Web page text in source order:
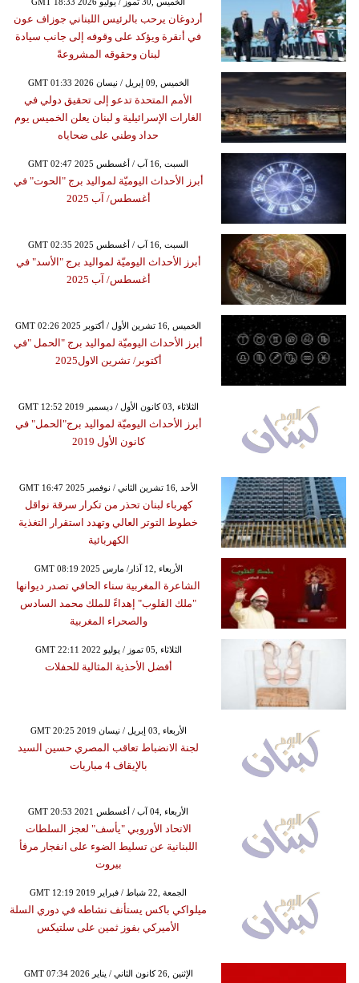
أردوغان يرحب بالرئيس اللبناني جوزاف عون
في أنقرة ويؤكد على وقوفه إلى جانب سيادة
لبنان وحقوقه المشروعةً
GMT 01:33 2026 الخميس ,09 إبريل / نيسان
الأمم المتحدة تدعو إلى تحقيق دولي في
الغارات الإسرائيلية و لبنان يعلن الخميس يوم
حداد وطني على ضحاياه
GMT 02:47 2025 السبت ,16 آب / أغسطس
أبرز الأحداث اليوميّة لمواليد برج "الحوت" في
أغسطس/ آب 2025
GMT 02:35 2025 السبت ,16 آب / أغسطس
أبرز الأحداث اليوميّة لمواليد برج "الأسد" في
أغسطس/ آب 2025
GMT 02:26 2025 الخميس ,16 تشرين الأول / أكتوبر
أبرز الأحداث اليوميّة لمواليد برج "الحمل "في
أكتوبر/ تشرين الاول2025
GMT 12:52 2019 الثلاثاء ,03 كانون الأول / ديسمبر
أبرز الأحداث اليوميّة لمواليد برج"الحمل" في
كانون الأول 2019
GMT 16:47 2025 الأحد ,16 تشرين الثاني / نوفمبر
كهرباء لبنان تحذر من تكرار سرقة نواقل
خطوط التوتر العالي وتهدد استقرار التغذية
الكهربائية
GMT 08:19 2025 الأربعاء ,12 آذار/ مارس
الشاعرة المغربية سناء الحافي تصدر ديوانها
"ملك القلوب" إهداءً للملك محمد السادس
والصحراء المغربية
GMT 22:11 2022 الثلاثاء ,05 تموز / يوليو
أفضل الأحذية المثالية للحفلات
GMT 20:25 2019 الأربعاء ,03 إبريل / نيسان
لجنة الانضباط تعاقب المصري حسين السيد
بالإيقاف 4 مباريات
GMT 20:53 2021 الأربعاء ,04 آب / أغسطس
الاتحاد الأوروبي "يأسف" لعجز السلطات
اللبنانية عن تسليط الضوء على انفجار مرفأ
بيروت
GMT 12:19 2019 الجمعة ,22 شباط / فبراير
ميلواكي باكس يستأنف نشاطه في دوري السلة
الأميركي بفوز ثمين على سلتيكس
GMT 07:34 2026 الإثنين ,26 كانون الثاني / يناير